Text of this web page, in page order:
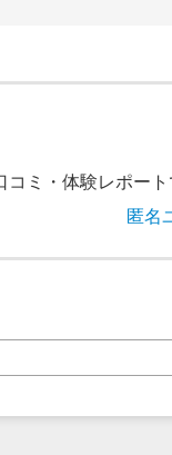
コミ・体験レポー
匿名